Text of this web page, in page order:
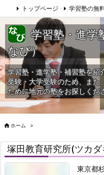
トップページ 学習塾の無
学習塾・進学
なび）
学習塾・進学塾・補習塾を紹
受験・大学受験のため、また
ために地元の塾をお探しくだ
 ホーム >
塚田教育研究所(ツカ
東京都